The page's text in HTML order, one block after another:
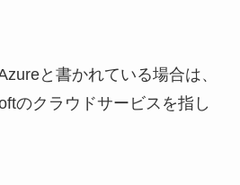
と書かれている場合は、
のクラウドサービスを指し